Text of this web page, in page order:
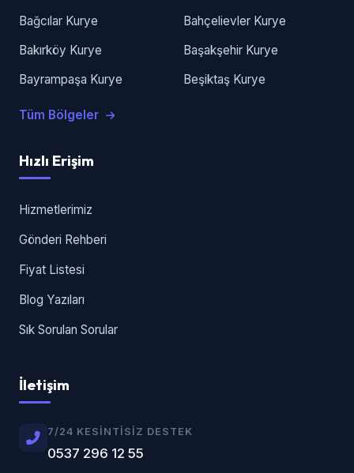
Bağcılar Kurye
Bahçelievler Kurye
Bakırköy Kurye
Başakşehir Kurye
Bayrampaşa Kurye
Beşiktaş Kurye
Tüm Bölgeler
Hızlı Erişim
Hizmetlerimiz
Gönderi Rehberi
Fiyat Listesi
Blog Yazıları
Sık Sorulan Sorular
İletişim
7/24 KESINTISIZ DESTEK
0537 296 12 55